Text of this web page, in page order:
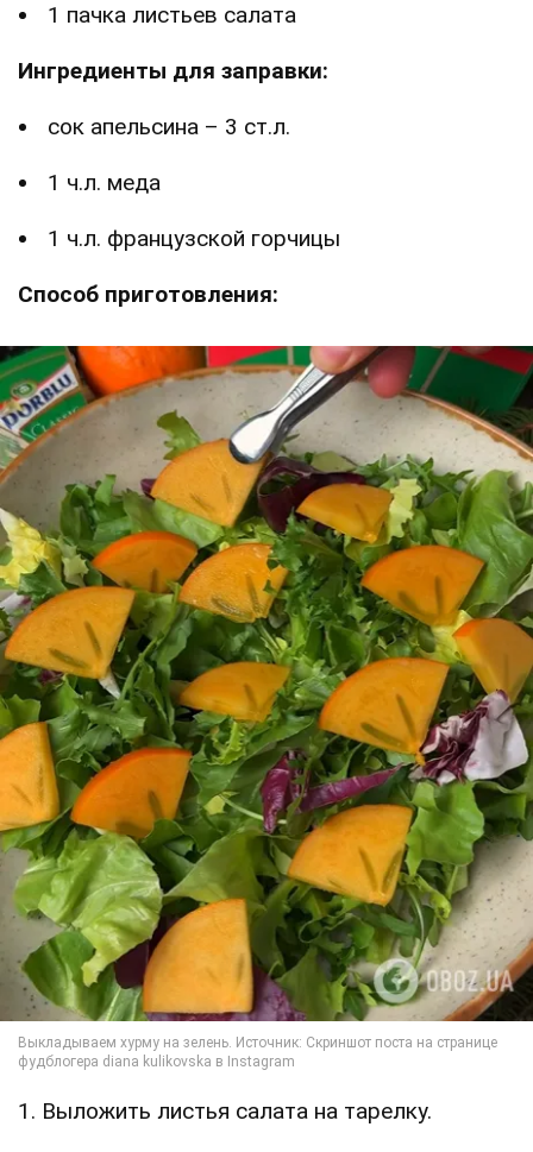
1 пачка листьев салата
Ингредиенты для заправки:
сок апельсина – 3 ст.л.
1 ч.л. меда
1 ч.л. французской горчицы
Способ приготовления:
1. Выложить листья салата на тарелку.